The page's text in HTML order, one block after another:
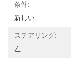
条件:
新しい
ステアリング:
左